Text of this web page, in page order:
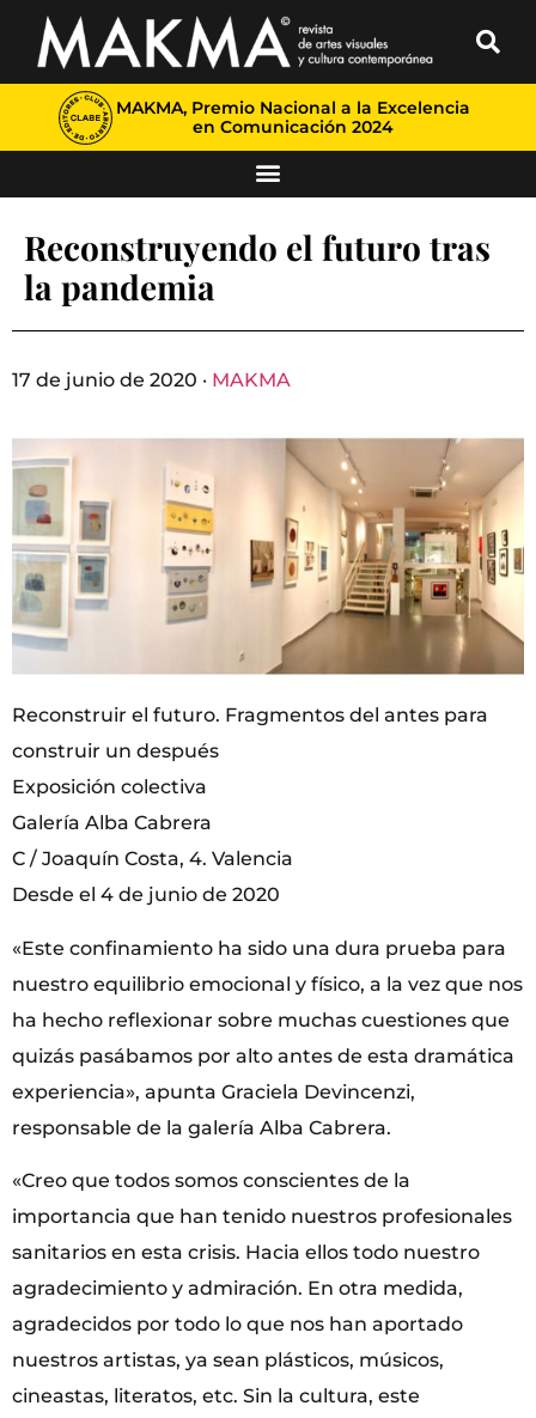
MAKMA, Premio Nacional a la Excelencia
en Comunicación 2024
Reconstruyendo el futuro tras
la pandemia
17 de junio de 2020 · MAKMA
Reconstruir el futuro. Fragmentos del antes para
construir un después
Exposición colectiva
Galería Alba Cabrera
C / Joaquín Costa, 4. Valencia
Desde el 4 de junio de 2020
«Este confinamiento ha sido una dura prueba para
nuestro equilibrio emocional y físico, a la vez que nos
ha hecho reflexionar sobre muchas cuestiones que
quizás pasábamos por alto antes de esta dramática
experiencia», apunta Graciela Devincenzi,
responsable de la galería Alba Cabrera.
«Creo que todos somos conscientes de la
importancia que han tenido nuestros profesionales
sanitarios en esta crisis. Hacia ellos todo nuestro
agradecimiento y admiración. En otra medida,
agradecidos por todo lo que nos han aportado
nuestros artistas, ya sean plásticos, músicos,
cineastas, literatos, etc. Sin la cultura, este